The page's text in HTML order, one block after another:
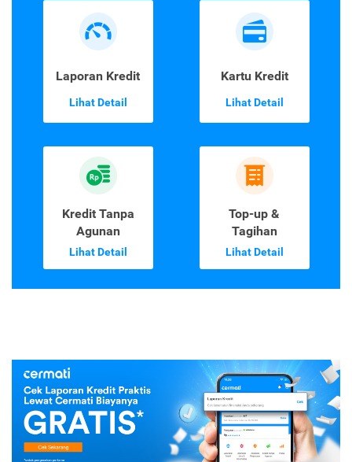
Laporan Kredit
Lihat Detail
Kartu Kredit
Lihat Detail
Kredit Tanpa
Agunan
Lihat Detail
Top-up &
Tagihan
Lihat Detail